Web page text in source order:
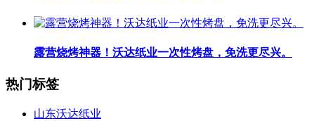
露营烧烤神器！沃达纸业一次性烤盘，免洗更尽兴。
热门标签
山东沃达纸业